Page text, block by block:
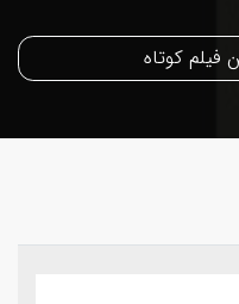
فیلم کوتاه